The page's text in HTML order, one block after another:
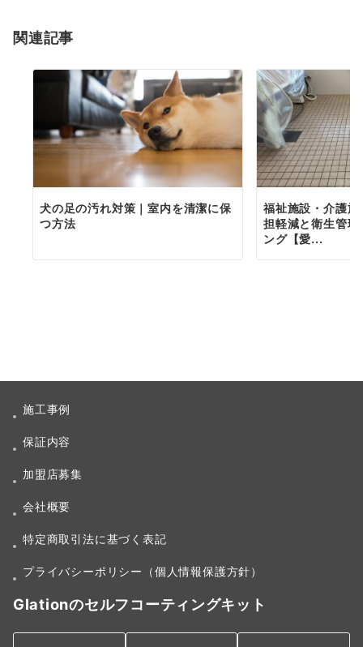
関連記事
犬の足の汚れ対策｜室内を清潔に保
つ方法
福祉施設・介護
担軽減と衛生管
ング【愛...
施工事例
保証内容
加盟店募集
会社概要
特定商取引法に基づく表記
プライバシーポリシー（個人情報保護方針）
Glationのセルフコーティングキット